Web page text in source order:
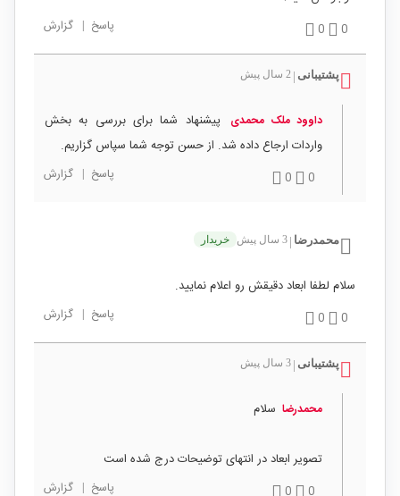
0
0 پاسخ | گزارش
پشتیبانی | 2 سال پیش
داوود ملک محمدی
پیشنهاد شما برای بررسی به بخش
واردات ارجاع داده شد. از حسن توجه شما سپاس گزاریم.
0
0 پاسخ | گزارش
محمدرضا | 3 سال پیش خریدار
سلام لطفا ابعاد دقیقش رو اعلام نمایید.
0
0 پاسخ | گزارش
پشتیبانی | 3 سال پیش
محمدرضا سلام
تصویر ابعاد در انتهای توضیحات درج شده است
0
0 پاسخ | گزارش